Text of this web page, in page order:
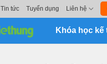
Tin tức Tuyển dụng Liên hệ
Khóa học kế